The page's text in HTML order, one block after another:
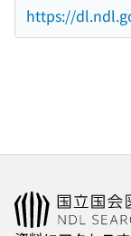
https://